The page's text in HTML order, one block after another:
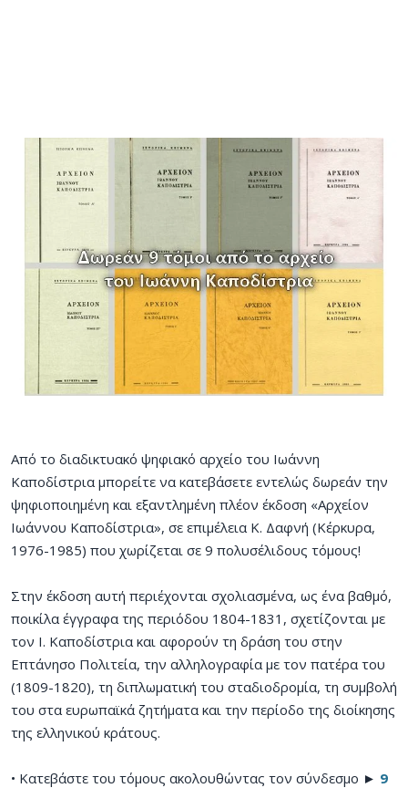
Από το διαδικτυακό ψηφιακό αρχείο του Ιωάννη
Καποδίστρια μπορείτε να κατεβάσετε εντελώς δωρεάν την
ψηφιοποιημένη και εξαντλημένη πλέον έκδοση «Αρχείον
Ιωάννου Καποδίστρια», σε επιμέλεια Κ. Δαφνή (Κέρκυρα,
1976-1985) που χωρίζεται σε 9 πολυσέλιδους τόμους!
Στην έκδοση αυτή περιέχονται σχολιασμένα, ως ένα βαθμό,
ποικίλα έγγραφα της περιόδου 1804-1831, σχετίζονται με
τον Ι. Καποδίστρια και αφορούν τη δράση του στην
Επτάνησο Πολιτεία, την αλληλογραφία με τον πατέρα του
(1809-1820), τη διπλωματική του σταδιοδρομία, τη συμβολή
του στα ευρωπαϊκά ζητήματα και την περίοδο της διοίκησης
της ελληνικού κράτους.
• Κατεβάστε του τόμους ακολουθώντας τον σύνδεσμο ► 9